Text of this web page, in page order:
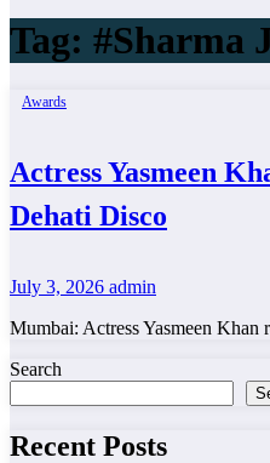
Tag: #Sharma
Awards
Actress Yasmeen
Dehati Disco
July 3, 2026 admin
Mumbai: Actress Yasmeen
Search
Recent Posts